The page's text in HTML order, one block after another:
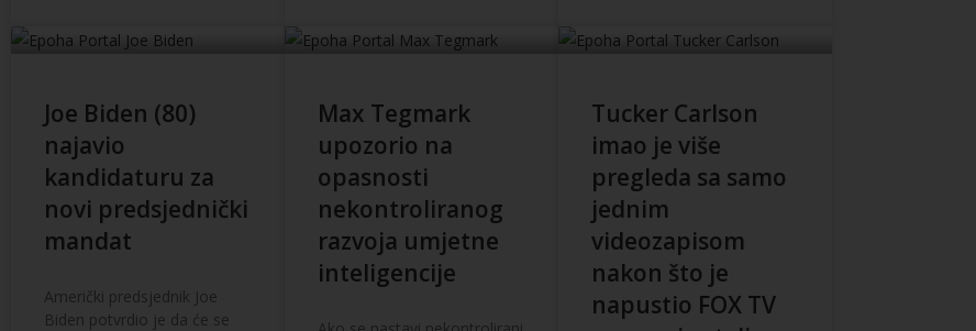
Joe Biden (80)
najavio
kandidaturu za
novi predsjednički
mandat
Američki predsjednik Joe
Biden potvrdio je da će se
Max Tegmark
upozorio na
opasnosti
nekontroliranog
razvoja umjetne
inteligencije
Tucker Carlson
imao je više
pregleda sa samo
jednim
videozapisom
nakon što je
napustio FOX TV